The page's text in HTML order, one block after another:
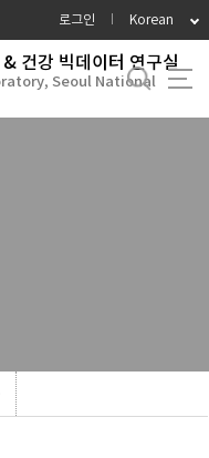
로그인 Korean
건강 빅데이터 연구실
Seoul National